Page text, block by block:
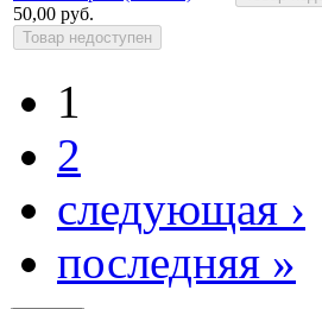
50,00 руб.
1
2
следующая ›
последняя »